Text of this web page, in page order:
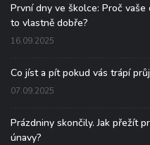
První dny ve školce: Proč
to vlastně dobře?
16.09.2025
Co jíst a pít pokud vás trápí
07.09.2025
Prázdniny skončily. Jak přežít
únavy?